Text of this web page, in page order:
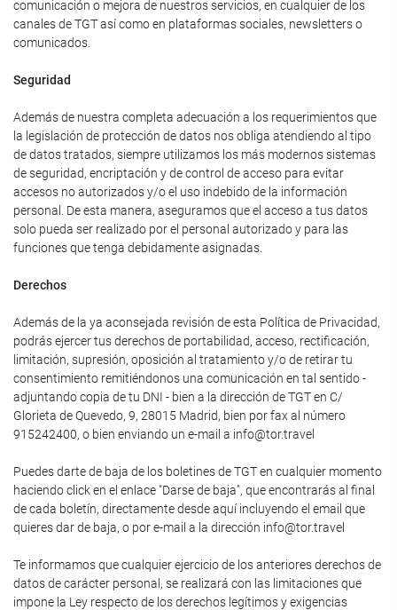
comunicación o mejora de nuestros servicios, en cualquier de los
canales de TGT así como en plataformas sociales, newsletters o
comunicados.
Seguridad
Además de nuestra completa adecuación a los requerimientos que
la legislación de protección de datos nos obliga atendiendo al tipo
de datos tratados, siempre utilizamos los más modernos sistemas
de seguridad, encriptación y de control de acceso para evitar
accesos no autorizados y/o el uso indebido de la información
personal. De esta manera, aseguramos que el acceso a tus datos
solo pueda ser realizado por el personal autorizado y para las
funciones que tenga debidamente asignadas.
Derechos
Además de la ya aconsejada revisión de esta Política de Privacidad,
podrás ejercer tus derechos de portabilidad, acceso, rectificación,
limitación, supresión, oposición al tratamiento y/o de retirar tu
consentimiento remitiéndonos una comunicación en tal sentido -
adjuntando copia de tu DNI - bien a la dirección de TGT en C/
Glorieta de Quevedo, 9, 28015 Madrid, bien por fax al número
915242400, o bien enviando un e-mail a info@tor.travel
Puedes darte de baja de los boletines de TGT en cualquier momento
haciendo click en el enlace "Darse de baja", que encontrarás al final
de cada boletín, directamente desde aquí incluyendo el email que
quieres dar de baja, o por e-mail a la dirección info@tor.travel
Te informamos que cualquier ejercicio de los anteriores derechos de
datos de carácter personal, se realizará con las limitaciones que
impone la Ley respecto de los derechos legítimos y exigencias